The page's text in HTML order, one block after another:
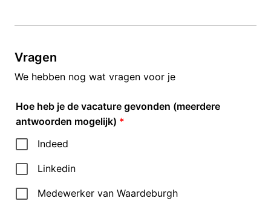
Vragen
We hebben nog wat vragen voor je
Hoe heb je de vacature gevonden (meerdere
antwoorden mogelijk) *
Indeed
Linkedin
Medewerker van Waardeburgh